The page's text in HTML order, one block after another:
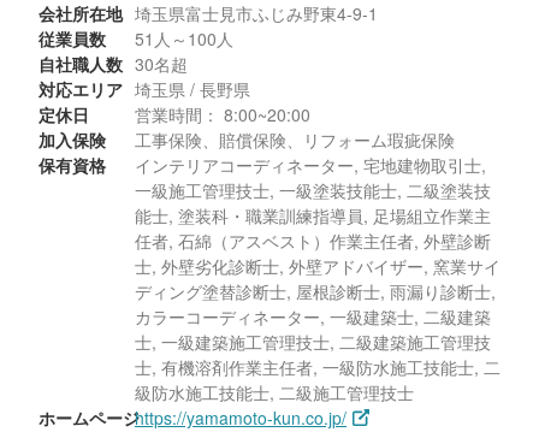
会社所在地 埼玉県富士見市ふじみ野東4-9-1
従業員数
51人～100人
自社職人数 30名超
対応エリア 埼玉県 / 長野県
定休日
営業時間： 8:00~20:00
加入保険
工事保険、賠償保険、リフォーム瑕疵保険
保有資格
インテリアコーディネーター, 宅地建物取引士,
一級施工管理技士, 一級塗装技能士, 二級塗装技
能士, 塗装科・職業訓練指導員, 足場組立作業主
任者, 石綿（アスベスト）作業主任者, 外壁診断
士, 外壁劣化診断士, 外壁アドバイザー, 窯業サイ
ディング塗替診断士, 屋根診断士, 雨漏り診断士,
カラーコーディネーター, 一級建築士, 二級建築
士, 一級建築施工管理技士, 二級建築施工管理技
士, 有機溶剤作業主任者, 一級防水施工技能士, 二
級防水施工技能士, 二級施工管理技士
ホームページhttps://yamamoto-kun.co.jp/